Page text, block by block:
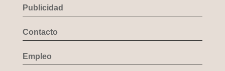
Publicidad
Contacto
Empleo